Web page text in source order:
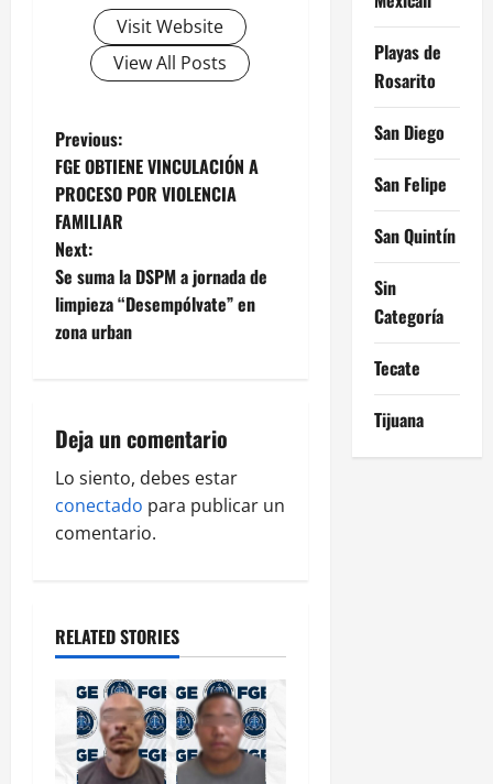
Visit Website
View All Posts
P
o
s
t
n
v
i
g
i
Previous:
FGE OBTIENE VINCULACIÓN A
PROCESO POR VIOLENCIA
FAMILIAR
Next:
Se suma la DSPM a jornada de
limpieza “Desempólvate” en
zona urban
Deja un comentario
Lo siento, debes estar
conectado para publicar un
comentario.
RELATED STORIES
Playas de
Rosarito
San Diego
San Felipe
San Quintín
Sin
Categoría
Tecate
Tijuana